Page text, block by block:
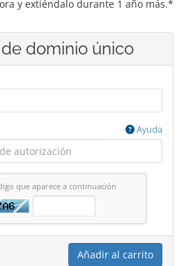
y extiéndalo durante 1 año más.*
dominio único
Ayuda
que aparece a continuación
Añadir al carrito